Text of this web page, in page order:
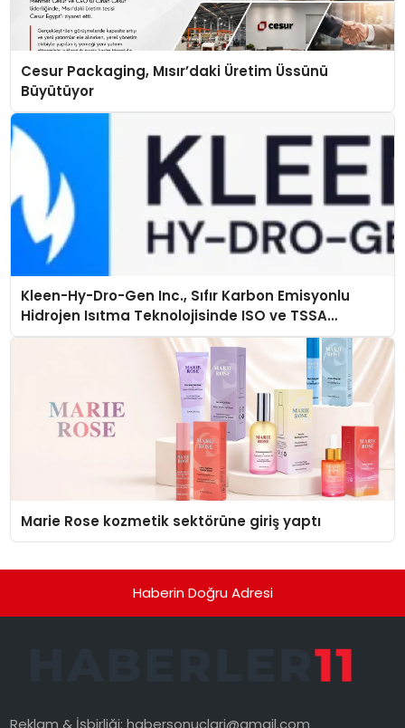
Cesur Packaging, Mısır’daki Üretim Üssünü
Büyütüyor
Kleen-Hy-Dro-Gen Inc., Sıfır Karbon Emisyonlu
Hidrojen Isıtma Teknolojisinde ISO ve TSSA
Düzenleyici Onaylarını Aldı
Marie Rose kozmetik sektörüne giriş yaptı
Haberin Doğru Adresi
Reklam & İşbirliği:habersonuclari@gmail.com